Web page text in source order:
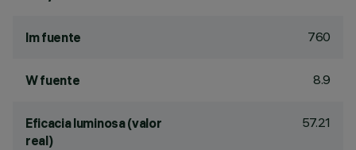
lm fuente 760
W fuente 8.9
Eficacia luminosa (valor
real)
57.21